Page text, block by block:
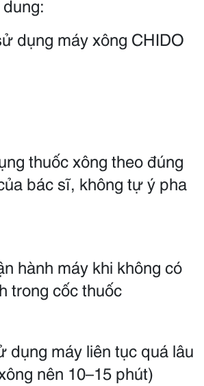
dụng máy xông CHIDO
thuốc xông theo đúng
bác sĩ, không tự ý pha
hành máy khi không có
trong cốc thuốc
dụng máy liên tục quá lâu
nên 10–15 phút)